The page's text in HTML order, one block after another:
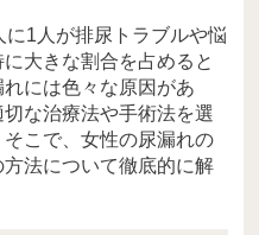
1人が排尿トラブルや悩
大きな割合を占めると
には色々な原因があ
な治療法や手術法を選
こで、女性の尿漏れの
法について徹底的に解